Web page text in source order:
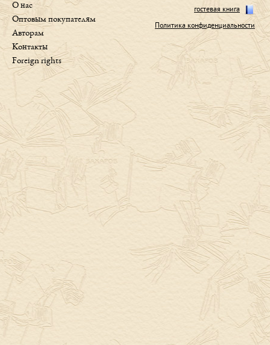
О нас
Оптовым покупателям
Авторам
Контакты
Foreign rights
гостевая книга
Политика конфиденциальности